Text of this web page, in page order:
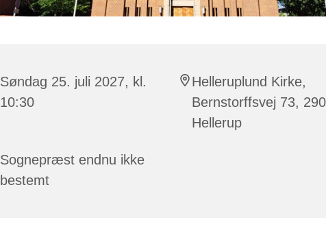
Søndag 25. juli 2027, kl.
10:30
Helleruplund Kirke,
Bernstorffsvej 73,
Hellerup
Sognepræst endnu ikke
bestemt